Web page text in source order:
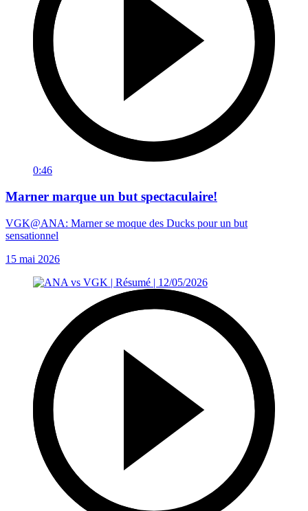
0:46
Marner marque un but spectaculaire!
VGK@ANA: Marner se moque des Ducks pour un but
sensationnel
15 mai 2026